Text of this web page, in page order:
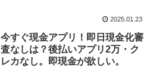
2025.01.23
今すぐ現金アプリ！即日現金化審
査なしは？後払いアプリ2万・ク
レカなし。即現金が欲しい。